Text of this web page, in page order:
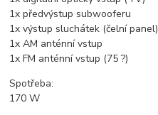
1x předvýstup subwooferu
1x výstup sluchátek (čelní panel)
1x AM anténní vstup
1x FM anténní vstup (75 ?)
Spotřeba:
170 W